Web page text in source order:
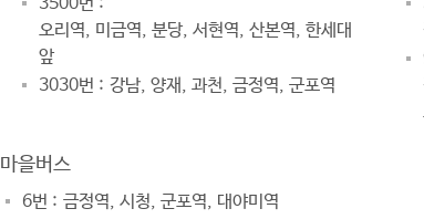
오리역, 미금역, 분당, 서현역, 산본역, 한세대
앞
3030번 : 강남, 양재, 과천, 금정역, 군포역
마을버스
6번 : 금정역, 시청, 군포역, 대야미역